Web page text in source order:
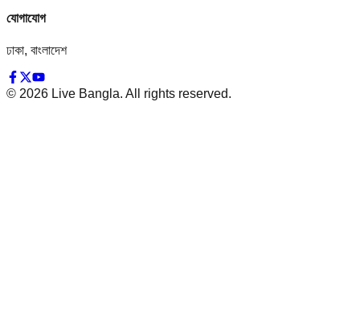
যোগাযোগ
ঢাকা, বাংলাদেশ
© 2026 Live Bangla. All rights reserved.